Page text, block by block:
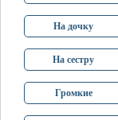
На дочку
На сестру
Громкие